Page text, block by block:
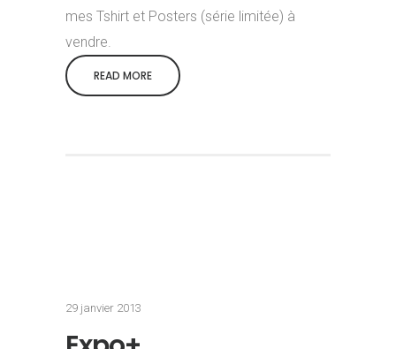
mes Tshirt et Posters (série limitée) à
vendre.
READ MORE
29 janvier 2013